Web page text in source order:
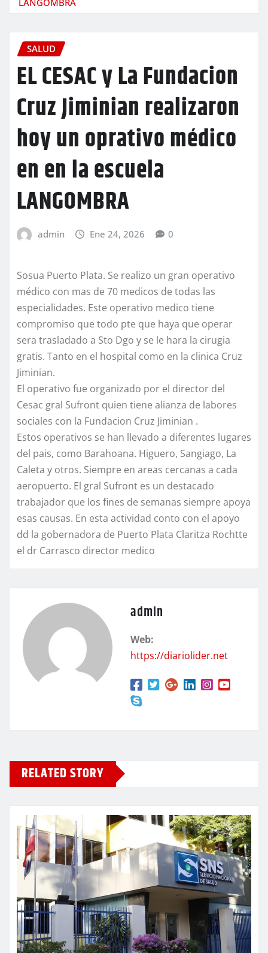
SALUD
EL CESAC y La Fundacion
Cruz Jiminian realizaron
hoy un oprativo médico
en en la escuela
LANGOMBRA
admin Ene 24, 2026 0
Sosua Puerto Plata. Se realizo un gran operativo
médico con mas de 70 medicos de todas las
especialidades. Este operativo medico tiene
compromiso que todo pte que haya que operar
sera trasladado a Sto Dgo y se le hara la cirugia
gratis. Tanto en el hospital como en la clinica Cruz
Jiminian.
El operativo fue organizado por el director del
Cesac gral Sufront quien tiene alianza de labores
sociales con la Fundacion Cruz Jiminian .
Estos operativos se han llevado a diferentes lugares
del pais, como Barahoana. Higuero, Sangiago, La
Caleta y otros. Siempre en areas cercanas a cada
aeropuerto. El gral Sufront es un destacado
trabajador que los fines de semanas siempre apoya
esas causas. En esta actividad conto con el apoyo
dd la gobernadora de Puerto Plata Claritza Rochtte
el dr Carrasco director medico
admin
Web:
https://diariolider.net
RELATED STORY